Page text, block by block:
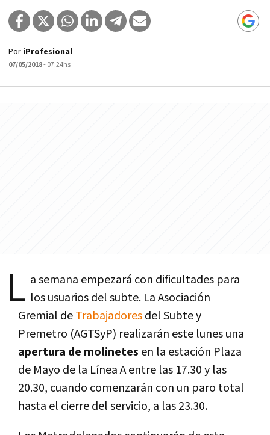
Por iProfesional
07/05/2018- 07:24hs
L a semana empezará con dificultades para
los usuarios del subte. La Asociación
Gremial deTrabajadoresdel Subte y
Premetro (AGTSyP) realizarán este lunes una
apertura de molinetes en la estación Plaza
de Mayo de la Lí­nea A entre las 17.30 y las
20.30, cuando comenzarán con un paro total
hasta el cierre del servicio, a las 23.30.